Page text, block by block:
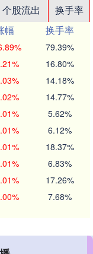
个股流出
换手率
幅
换手率
79.39%
16.80%
14.18%
14.77%
5.62%
6.12%
18.37%
6.83%
17.26%
7.68%